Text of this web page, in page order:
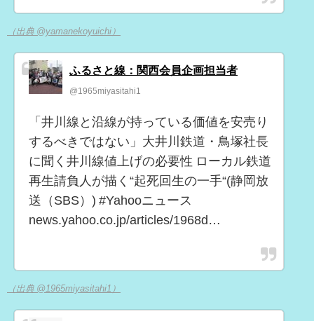
（出典 @yamanekoyuichi）
ふるさと線：関西会員企画担当者
@1965miyasitahi1
「井川線と沿線が持っている価値を安売り
するべきではない」大井川鉄道・鳥塚社長
に聞く井川線値上げの必要性 ローカル鉄道
再生請負人が描く“起死回生の一手“(静岡放
送（SBS）) #Yahooニュース
news.yahoo.co.jp/articles/1968d…
（出典 @1965miyasitahi1）